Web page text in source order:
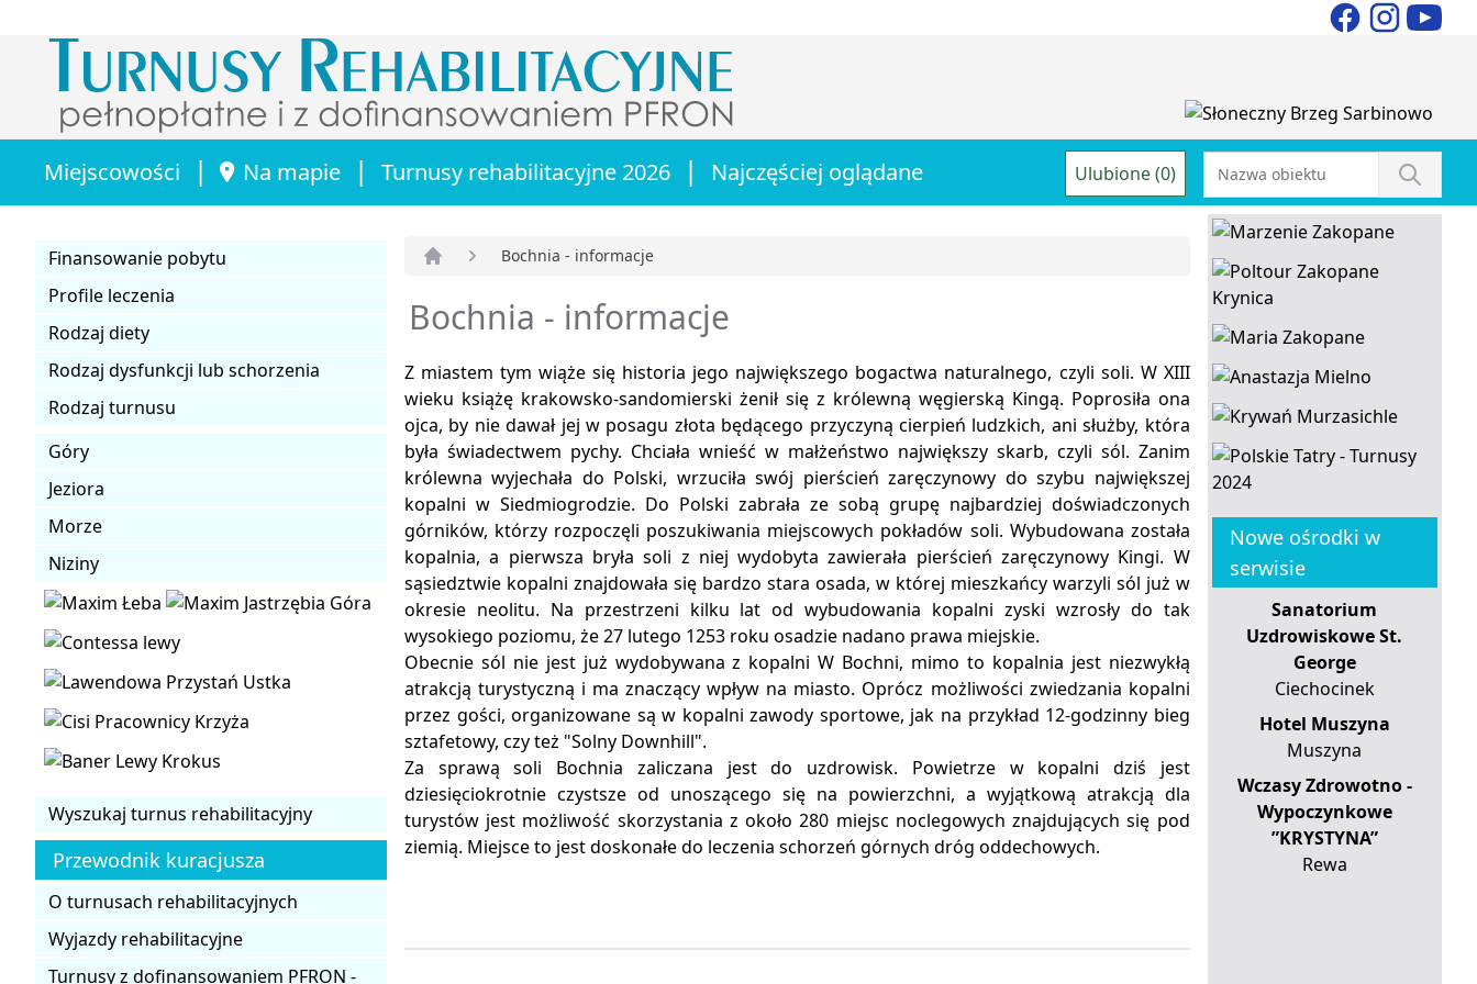
Miejscowości | Na mapie | Turnusy rehabilitacyjne 2026 | Najczęściej oglądane Ulubione (0)
Finansowanie pobytu
Profile leczenia
Rodzaj diety
Rodzaj dysfunkcji lub schorzenia
Rodzaj turnusu
Góry
Jeziora
Morze
Niziny
Wyszukaj turnus rehabilitacyjny
Przewodnik kuracjusza
O turnusach rehabilitacyjnych
Wyjazdy rehabilitacyjne
Turnusy z dofinansowaniem PFRON -
Bochnia - informacje
Bochnia - informacje
Z miastem tym wiąże się historia jego największego bogactwa naturalnego, czyli soli. W XIII
wieku książę krakowsko-sandomierski żenił się z królewną węgierską Kingą. Poprosiła ona
ojca, by nie dawał jej w posagu złota będącego przyczyną cierpień ludzkich, ani służby, która
była świadectwem pychy. Chciała wnieść w małżeństwo największy skarb, czyli sól. Zanim
królewna wyjechała do Polski, wrzuciła swój pierścień zaręczynowy do szybu największej
kopalni w Siedmiogrodzie. Do Polski zabrała ze sobą grupę najbardziej doświadczonych
górników, którzy rozpoczęli poszukiwania miejscowych pokładów soli. Wybudowana została
kopalnia, a pierwsza bryła soli z niej wydobyta zawierała pierścień zaręczynowy Kingi. W
sąsiedztwie kopalni znajdowała się bardzo stara osada, w której mieszkańcy warzyli sól już w
okresie neolitu. Na przestrzeni kilku lat od wybudowania kopalni zyski wzrosły do tak
wysokiego poziomu, że 27 lutego 1253 roku osadzie nadano prawa miejskie.
Obecnie sól nie jest już wydobywana z kopalni W Bochni, mimo to kopalnia jest niezwykłą
atrakcją turystyczną i ma znaczący wpływ na miasto. Oprócz możliwości zwiedzania kopalni
przez gości, organizowane są w kopalni zawody sportowe, jak na przykład 12-godzinny bieg
sztafetowy, czy też "Solny Downhill".
Za sprawą soli Bochnia zaliczana jest do uzdrowisk. Powietrze w kopalni dziś jest
dziesięciokrotnie czystsze od unoszącego się na powierzchni, a wyjątkową atrakcją dla
turystów jest możliwość skorzystania z około 280 miejsc noclegowych znajdujących się pod
ziemią. Miejsce to jest doskonałe do leczenia schorzeń górnych dróg oddechowych.
Nowe ośrodki w
serwisie
Sanatorium
Uzdrowiskowe St.
George
Ciechocinek
Hotel Muszyna
Muszyna
Wczasy Zdrowotno -
Wypoczynkowe
”KRYSTYNA”
Rewa